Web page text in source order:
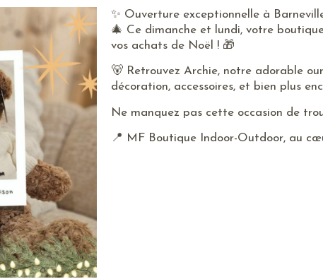
✨ Ouverture exceptionnelle à
🎄 Ce dimanche et lundi, votre
vos achats de Noël ! 🎁
🐻 Retrouvez Archie, notre adorable
décoration, accessoires, et bien plus
Ne manquez pas cette occasion de
📍 MF Boutique Indoor-Outdoor, au